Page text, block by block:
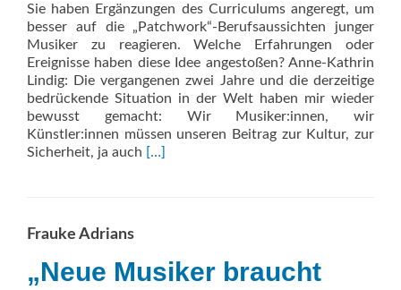
Sie haben Ergänzungen des Curriculums angeregt, um
besser auf die „Patchwork“-Berufsaussichten junger
Musiker zu reagieren. Welche Erfahrungen oder
Ereignisse haben diese Idee angestoßen? Anne-Kathrin
Lindig: Die vergangenen zwei Jahre und die derzeitige
bedrückende Situation in der Welt haben mir wieder
bewusst gemacht: Wir Musiker:innen, wir
Künstler:innen müssen unseren Beitrag zur Kultur, zur
Sicherheit, ja auch Read
Verantwortung“
[…]
Frauke Adrians
„Neue Musiker braucht